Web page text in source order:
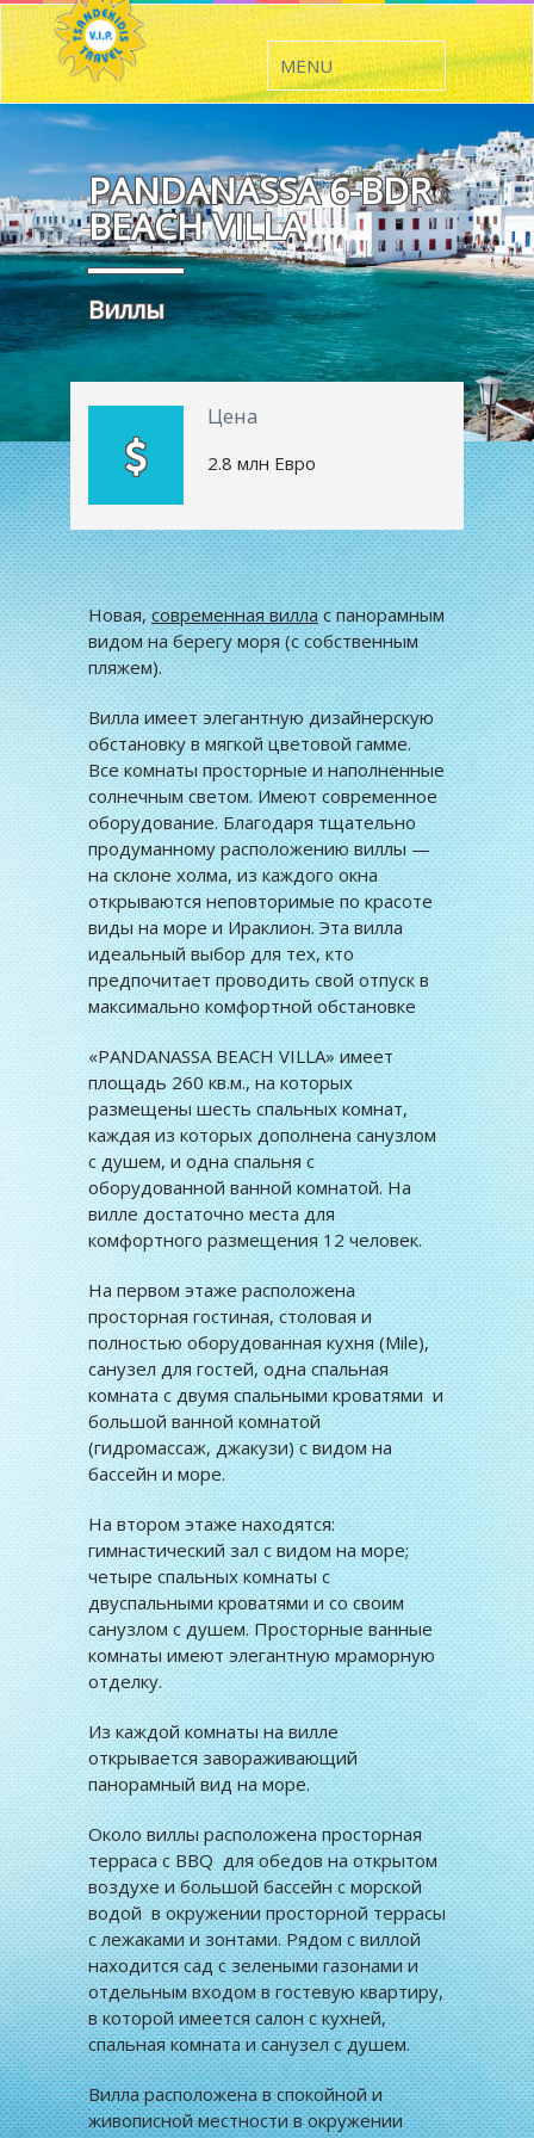
PANDANASSA 6-BDR
BEACH VILLA
Виллы
Цена
2.8 млн Евро
Новая,современная виллас панорамным
видом на берегу моря (c собственным
пляжем).
Вилла имеет элегантную дизайнерскую
обстановку в мягкой цветовой гамме.
Все комнаты просторные и наполненные
солнечным светом. Имеют современное
оборудование. Благодаря тщательно
продуманному расположению виллы —
на склоне холма, из каждого окна
открываются неповторимые по красоте
виды на море и Ираклион. Эта вилла
идеальный выбор для тех, кто
предпочитает проводить свой отпуск в
максимально комфортной обстановке
«PANDANASSA BEACH VILLA» имеет
площадь 260 кв.м., на которых
размещены шесть спальных комнат,
каждая из которых дополнена санузлом
с душем, и одна спальня с
оборудованной ванной комнатой. На
вилле достаточно места для
комфортного размещения 12 человек.
На первом этаже расположена
просторная гостиная, столовая и
полностью оборудованная кухня (Mile),
санузел для гостей, одна спальная
комната с двумя спальными кроватями и
большой ванной комнатой
(гидромассаж, джакузи) с видом на
бассейн и море.
На втором этаже находятся:
гимнастический зал с видом на море;
четыре спальных комнаты с
двуспальными кроватями и со своим
санузлом с душем. Просторные ванные
комнаты имеют элегантную мраморную
отделку.
Из каждой комнаты на вилле
открывается завораживающий
панорамный вид на море.
Около виллы расположена просторная
терраса с BBQ для обедов на открытом
воздухе и большой бассейн с морской
водой в окружении просторной террасы
с лежаками и зонтами. Рядом с виллой
находится сад с зелеными газонами и
отдельным входом в гостевую квартиру,
в которой имеется салон с кухней,
спальная комната и санузел с душем.
Вилла расположена в спокойной и
живописной местности в окружении